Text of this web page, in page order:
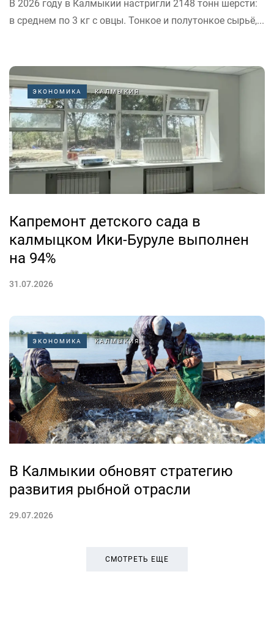
В 2026 году в Калмыкии настригли 2148 тонн шерсти:
в среднем по 3 кг с овцы. Тонкое и полутонкое сырьё,...
ЭКОНОМИКА КАЛМЫКИЯ
Капремонт детского сада в
калмыцком Ики-Буруле выполнен
на 94%
31.07.2026
ЭКОНОМИКА КАЛМЫКИЯ
В Калмыкии обновят стратегию
развития рыбной отрасли
29.07.2026
СМОТРЕТЬ ЕЩЕ